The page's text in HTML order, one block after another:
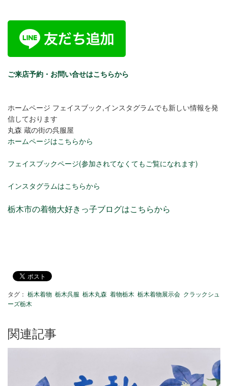
ご来店予約・お問い合せはこちらから
ホームページ フェイスブック,インスタグラムでも新しい情報を発
信しております
丸森 蔵の街の呉服屋
ホームページはこちらから
フェイスブックページ(参加されてなくてもご覧になれます)
インスタグラムはこちらから
栃木市の着物大好きっ子ブログはこちらから
タグ： 栃木着物 栃木呉服 栃木丸森 着物栃木 栃木着物展示会 クラックシュ
ーズ栃木
関連記事